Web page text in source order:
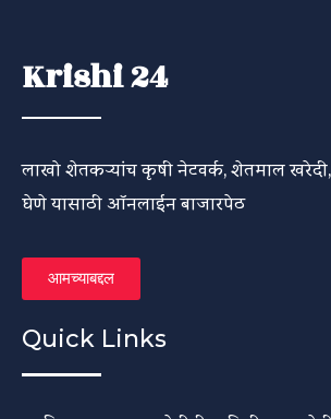
Krishi 24
लाखो शेतकऱ्यांच कृषी नेटवर्क, शेतमाल खरेदी,
घेणे यासाठी ऑनलाईन बाजारपेठ
आमच्याबद्दल
Quick Links